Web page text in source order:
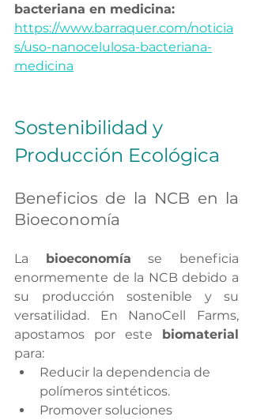
bacteriana en medicina:
https://www.barraquer.com/noticia
s/uso-nanocelulosa-bacteriana-
medicina
Sostenibilidad y
Producción Ecológica
Beneficios de la NCB en la
Bioeconomía
La bioeconomía se beneficia
enormemente de la NCB debido a
su producción sostenible y su
versatilidad. En NanoCell Farms,
apostamos por este
para:
Reducir la dependencia de
polímeros sintéticos.
Promover soluciones